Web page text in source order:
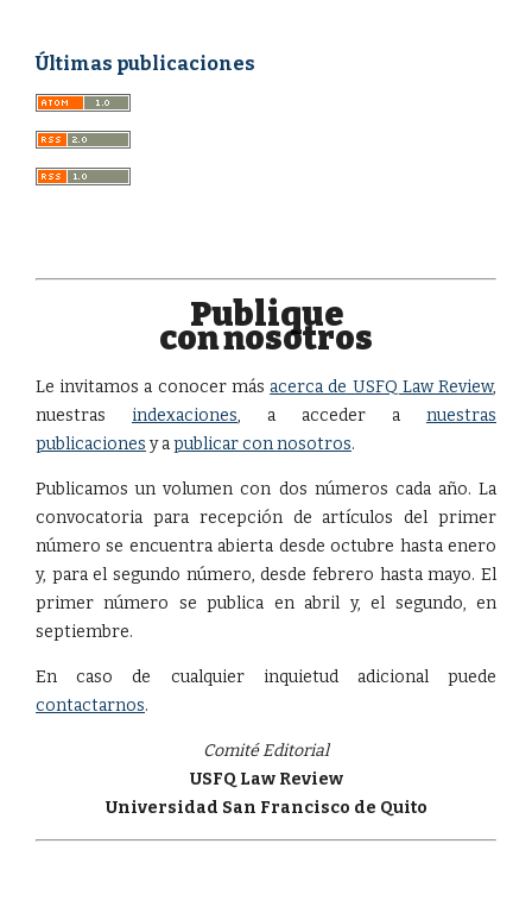
Últimas publicaciones
Publique
con nosotros
Le invitamos a conocer másacerca de USFQ Law Review,
nuestras indexaciones, a acceder a nuestras
publicaciones y apublicar con nosotros.
Publicamos un volumen con dos números cada año. La
convocatoria para recepción de artículos del primer
número se encuentra abierta desde octubre hasta enero
y, para el segundo número, desde febrero hasta mayo. El
primer número se publica en abril y, el segundo, en
septiembre.
En caso de cualquier inquietud adicional puede
contactarnos.
Comité Editorial
USFQ Law Review
Universidad San Francisco de Quito